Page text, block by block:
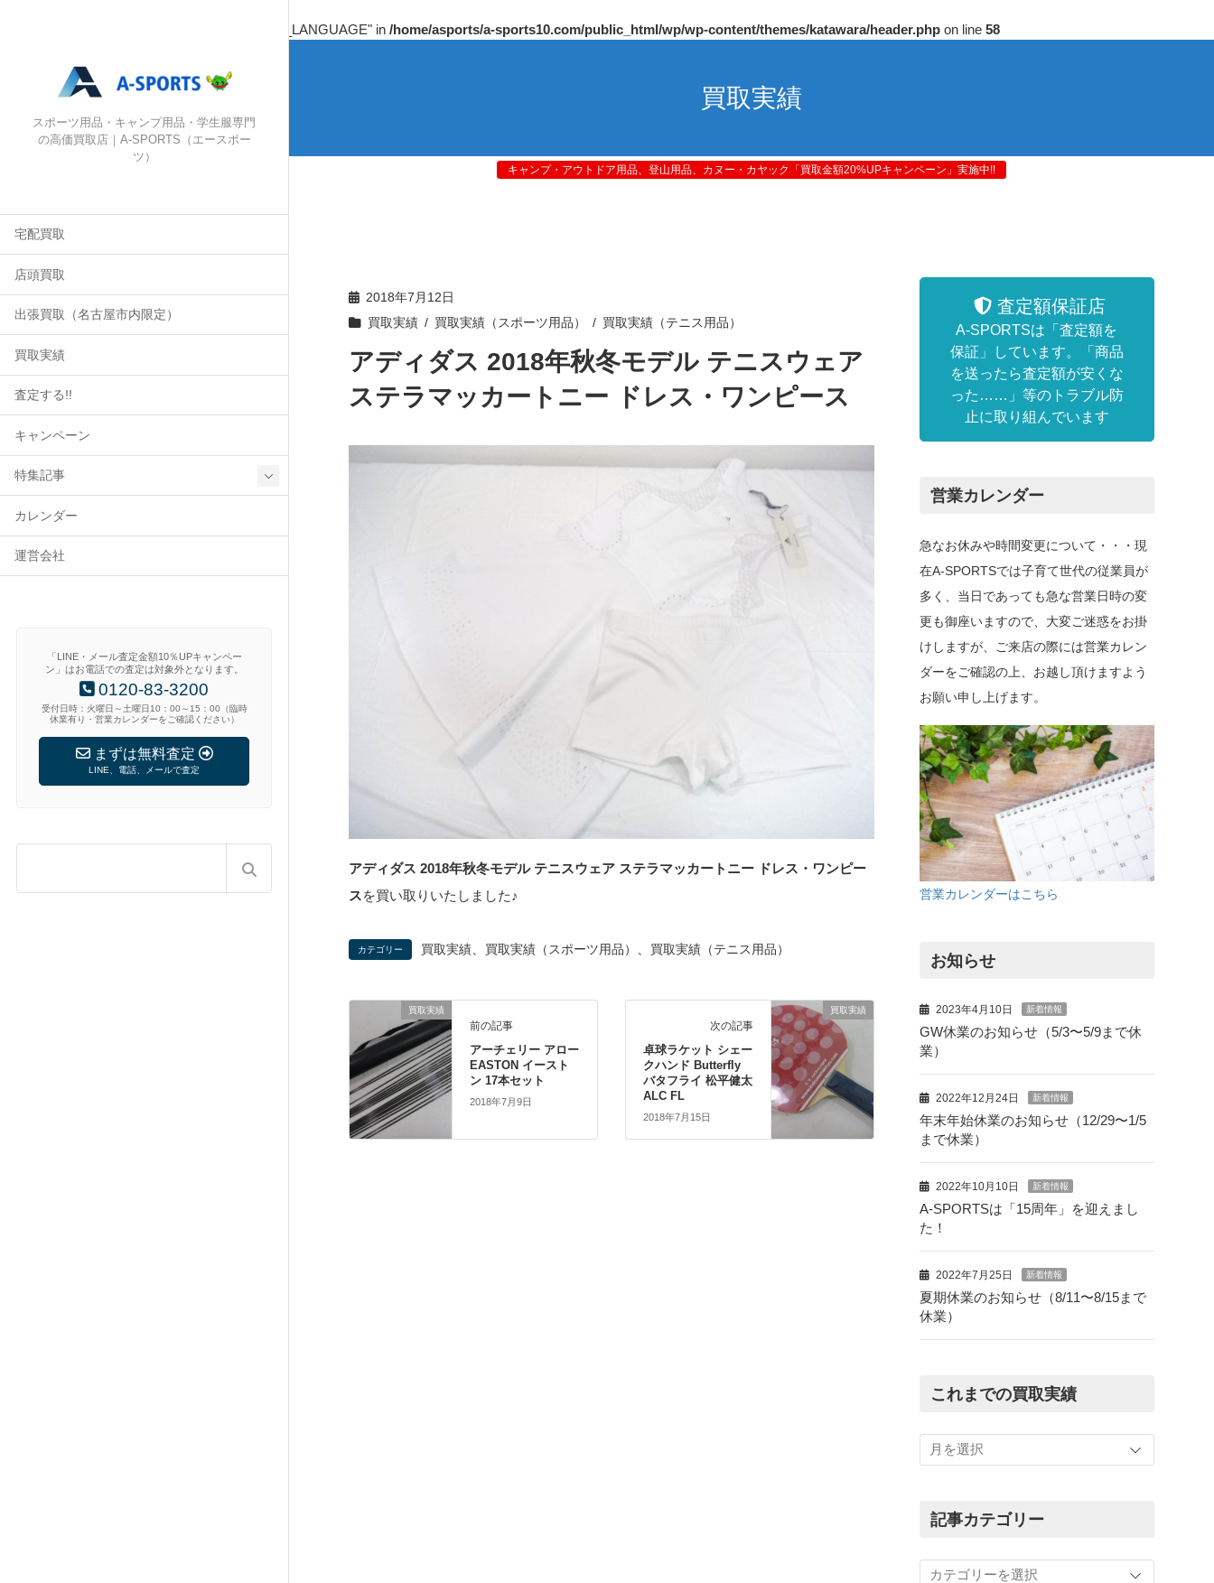
: Undefined array key "HTTP_ACCEPT_LANGUAGE" in /home/asports/a-sports10.com/public_html/wp/wp-content/themes/katawara/header.php on line 58
スポーツ用品・キャンプ用品・学生服専門
の高価買取店｜A-SPORTS（エースポー
ツ）
宅配買取
店頭買取
出張買取（名古屋市内限定）
買取実績
査定する!!
キャンペーン
特集記事
カレンダー
運営会社
「LINE・メール査定金額10％UPキャンペー
ン」はお電話での査定は対象外となります。
0120-83-3200
受付日時：火曜日～土曜日10：00～15：00（臨時
休業有り・営業カレンダーをご確認ください）
まずは無料査定
LINE、電話、メールで査定
買取実績
キャンプ・アウトドア用品、登山用品、カヌー・カヤック「買取金額20%UPキャンペーン」実施中!!
2018年7月12日
買取実績
買取実績（スポーツ用品） 買取実績（テニス用品）
アディダス 2018年秋冬モデル テニスウェア
ステラマッカートニー ドレス・ワンピース
アディダス 2018年秋冬モデル テニスウェア ステラマッカートニー ドレス・ワンピー
スを買い取りいたしました♪
カテゴリー 買取実績 買取実績（スポーツ用品） 買取実績（テニス用品）
買取実績
前の記事
アーチェリー アロー
EASTON イースト
ン 17本セット
2018年7月9日
買取実績
次の記事
卓球ラケット シェー
クハンド Butterfly
バタフライ 松平健太
ALC FL
2018年7月15日
査定額保証店
A-SPORTSは「査定額を
保証」しています。「商品
を送ったら査定額が安くな
った……」等のトラブル防
止に取り組んでいます
営業カレンダー
急なお休みや時間変更について・・・現
在A-SPORTSでは子育て世代の従業員が
多く、当日であっても急な営業日時の変
更も御座いますので、大変ご迷惑をお掛
けしますが、ご来店の際には営業カレン
ダーをご確認の上、お越し頂けますよう
お願い申し上げます。
営業カレンダーはこちら
お知らせ
2023年4月10日 新着情報
GW休業のお知らせ（5/3〜5/9まで休
業）
2022年12月24日 新着情報
年末年始休業のお知らせ（12/29〜1/5
まで休業）
2022年10月10日 新着情報
A-SPORTSは「15周年」を迎えまし
た！
2022年7月25日 新着情報
夏期休業のお知らせ（8/11〜8/15まで
休業）
これまでの買取実績
ま
買記事カテゴリー
事